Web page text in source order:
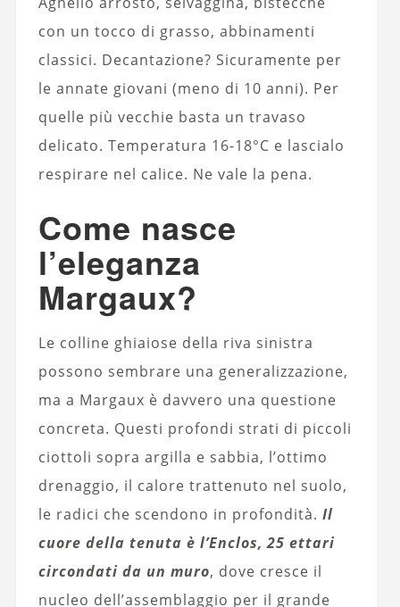
con un tocco di grasso, abbinamenti
classici. Decantazione? Sicuramente per
le annate giovani (meno di 10 anni). Per
quelle più vecchie basta un travaso
delicato. Temperatura 16-18°C e lascialo
respirare nel calice. Ne vale la pena.
Come nasce
l’eleganza
Margaux?
Le colline ghiaiose della riva sinistra
possono sembrare una generalizzazione,
ma a Margaux è davvero una questione
concreta. Questi profondi strati di piccoli
ciottoli sopra argilla e sabbia, l’ottimo
drenaggio, il calore trattenuto nel suolo,
le radici che scendono in profondità. Il
cuore della tenuta è l’Enclos, 25 ettari
circondati da un muro, dove cresce il
nucleo dell’assemblaggio per il grande